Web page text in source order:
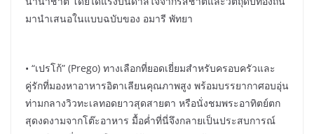
มานำเสนอในแบบฉบับของ อมารี พัทยา
• “เปรโก้” (Prego) ทางเลือกที่ยอดเยี่ยมสำหรับครอบครัวและ
คู่รักที่มองหาอาหารอิตาเลียนคุณภาพสูง พร้อมบรรยากาศอบอุ่น
ท่ามกลางวิวทะเลทอดยาวสุดสายตา หรือนั่งชมพระอาทิตย์ตก
สุดงดงามจากโต๊ะอาหาร มื้อค่ำที่นี่จึงกลายเป็นประสบการณ์